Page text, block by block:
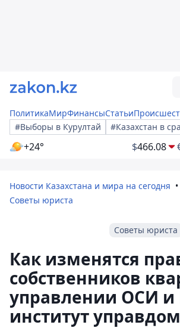
ПолитикаМирФинансыСтатьи
#Выборы в Курултай
#Казахстан в
+24° $466.08
Новости Казахстана и мира на сегодня
Советы юриста
Советы юриста
Как изменятся
собственников
управлении ОСИ и
институт